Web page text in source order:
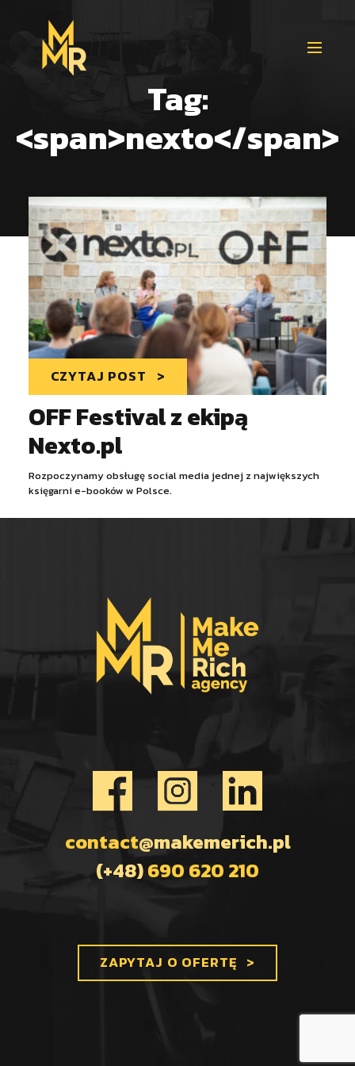
Tag:
<span>nexto</span>
CZYTAJ POST
OFF Festival z ekipą
Nexto.pl
Rozpoczynamy obsługę social media jednej z największych
księgarni e-booków w Polsce.
contact@makemerich.pl
(+48)690 620 210
ZAPYTAJ O OFERTĘ